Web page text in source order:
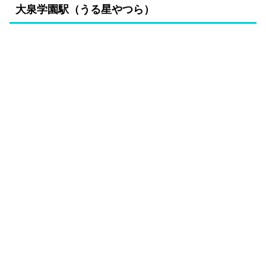
大泉学園駅（うる星やつら）